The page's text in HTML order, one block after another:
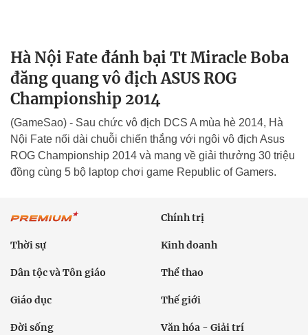
Hà Nội Fate đánh bại Tt Miracle Boba
đăng quang vô địch ASUS ROG
Championship 2014
(GameSao) - Sau chức vô địch DCS A mùa hè 2014, Hà
Nội Fate nối dài chuỗi chiến thắng với ngôi vô địch Asus
ROG Championship 2014 và mang về giải thưởng 30 triệu
đồng cùng 5 bộ laptop chơi game Republic of Gamers.
Chính trị
Thời sự Kinh doanh
Dân tộc và Tôn giáo Thể thao
Giáo dục Thế giới
Đời sống Văn hóa - Giải trí